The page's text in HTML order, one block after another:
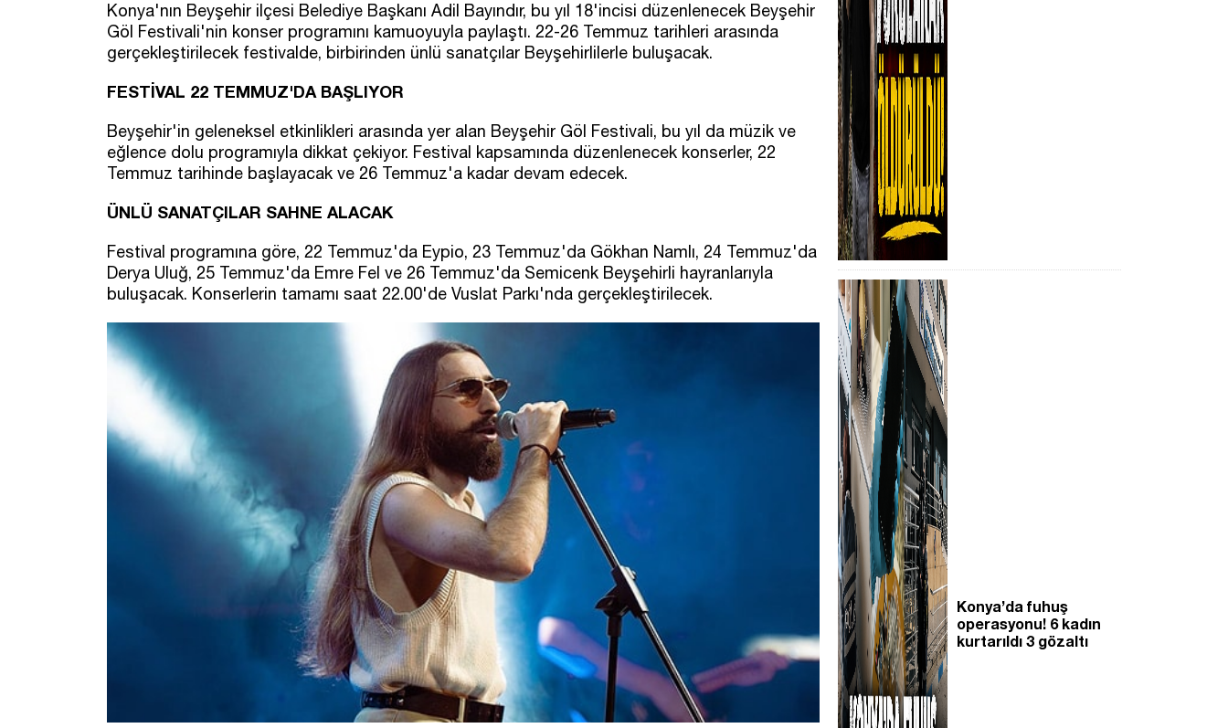
Konya'nın Beyşehir ilçesi Belediye Başkanı Adil Bayındır, bu yıl 18'incisi düzenlenecek Beyşehir
Göl Festivali'nin konser programını kamuoyuyla paylaştı. 22-26 Temmuz tarihleri arasında
gerçekleştirilecek festivalde, birbirinden ünlü sanatçılar Beyşehirlilerle buluşacak.
FESTİVAL 22 TEMMUZ'DA BAŞLIYOR
Beyşehir'in geleneksel etkinlikleri arasında yer alan Beyşehir Göl Festivali, bu yıl da müzik ve
eğlence dolu programıyla dikkat çekiyor. Festival kapsamında düzenlenecek konserler, 22
Temmuz tarihinde başlayacak ve 26 Temmuz'a kadar devam edecek.
ÜNLÜ SANATÇILAR SAHNE ALACAK
Festival programına göre, 22 Temmuz'da Eypio, 23 Temmuz'da Gökhan Namlı, 24 Temmuz'da
Derya Uluğ, 25 Temmuz'da Emre Fel ve 26 Temmuz'da Semicenk Beyşehirli hayranlarıyla
buluşacak. Konserlerin tamamı saat 22.00'de Vuslat Parkı'nda gerçekleştirilecek.
Konya’da fuhuş
operasyonu! 6 kadın
kurtarıldı 3 gözaltı